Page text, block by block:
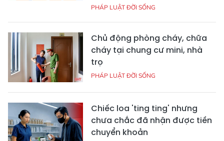
PHÁP LUẬT ĐỜI SỐNG
Chủ động phòng cháy, chữa
cháy tại chung cư mini, nhà
trọ
PHÁP LUẬT ĐỜI SỐNG
Chiếc loa 'ting ting' nhưng
chưa chắc đã nhận được tiền
chuyển khoản